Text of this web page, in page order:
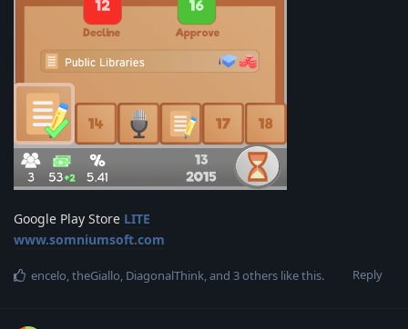
Google Play Store LITE
www.somniumsoft.com
Reply
encelo,theGiallo, DiagonalThink, and 3others like this.